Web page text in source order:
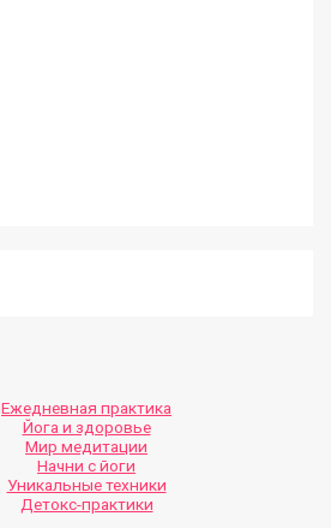
Ежедневная практика
Йога и здоровье
Мир медитации
Начни с йоги
Уникальные техники
Детокс-практики